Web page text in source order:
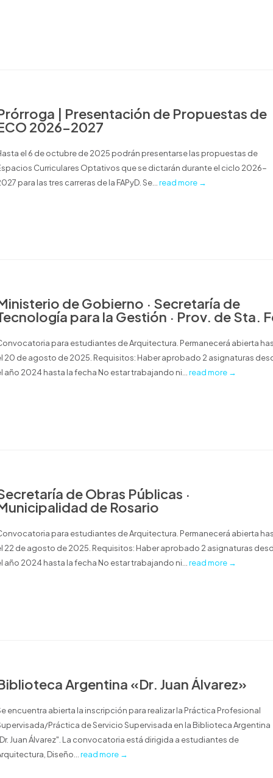
| Presentación de Propuestas de
2026-2027
el 6 de octubre de 2025 podrán presentarse las propuestas de
Curriculares Optativos que se dictarán durante el ciclo 2026-
para las tres carreras de la FAPyD. Se... read more →
de Gobierno · Secretaría de
para la Gestión · Prov. de Sta.
para estudiantes de Arquitectura. Permanecerá abierta
20 de agosto de 2025. Requisitos: Haber aprobado 2 asignaturas
año 2024 hasta la fecha No estar trabajando ni...read more →
de Obras Públicas ·
de Rosario
para estudiantes de Arquitectura. Permanecerá abierta
22 de agosto de 2025. Requisitos: Haber aprobado 2 asignaturas
año 2024 hasta la fecha No estar trabajando ni...read more →
Argentina «Dr. Juan Álvarez»
encuentra abierta la inscripción para realizar la Práctica Profesional
Práctica de Servicio Supervisada en la Biblioteca Argentina
Juan Álvarez". La convocatoria está dirigida a estudiantes de
Diseño... read more →